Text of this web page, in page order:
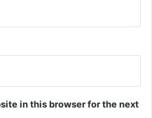
in this browser for the next